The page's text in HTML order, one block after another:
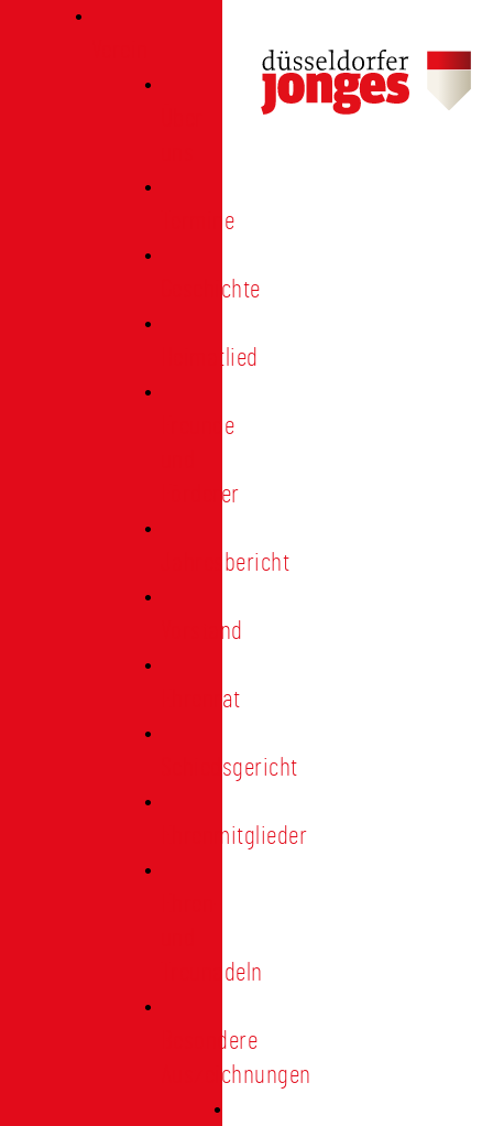
Termine
Geschichte
Heimatlied
Freunde
Förderer
Jahresbericht
Vorstand
Ehrenrat
Schiedsgericht
Ehrenmitglieder
Treunadeln
Besondere
Auszeichnungen